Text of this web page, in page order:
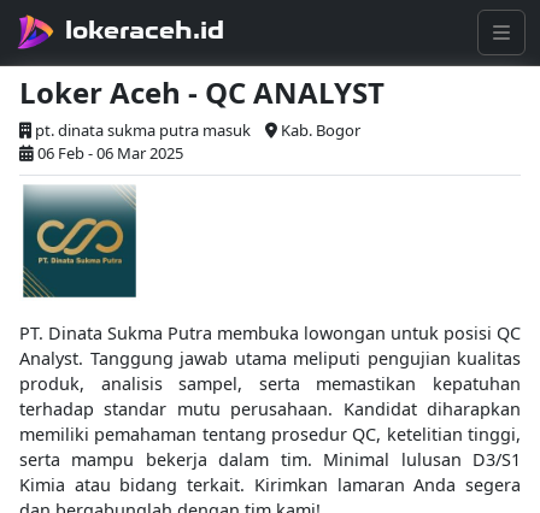
lokeraceh.id
Loker Aceh - QC ANALYST
pt. dinata sukma putra masuk
Kab. Bogor
06 Feb - 06 Mar 2025
PT. Dinata Sukma Putra membuka lowongan untuk posisi QC
Analyst. Tanggung jawab utama meliputi pengujian kualitas
produk, analisis sampel, serta memastikan kepatuhan
terhadap standar mutu perusahaan. Kandidat diharapkan
memiliki pemahaman tentang prosedur QC, ketelitian tinggi,
serta mampu bekerja dalam tim. Minimal lulusan D3/S1
Kimia atau bidang terkait. Kirimkan lamaran Anda segera